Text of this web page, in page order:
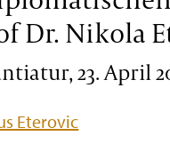
Dr. Nikola
23. April
Eterovic